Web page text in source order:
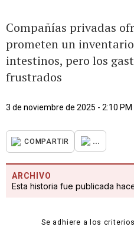
Compañías privadas
prometen un
intestinos, pero los
frustrados
3 de noviembre de 2025 - 2:10 PM
COMPARTIR ...
ARCHIVO
Esta historia fue publicada
Se adhiere a los